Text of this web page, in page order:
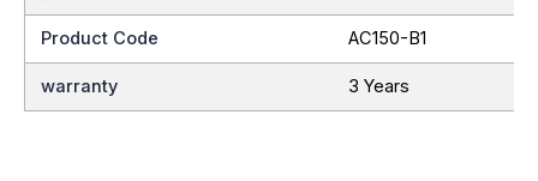
Product Code AC150-B1
warranty 3 Years